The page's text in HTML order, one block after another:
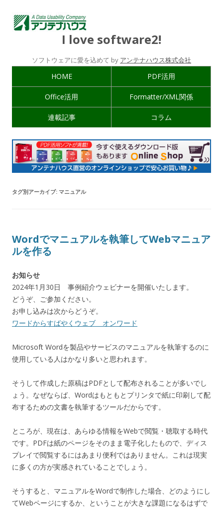
I love software2!
ソフトウェアに愛を込めて by アンテナハウス株式会社
HOME PDF活用
Office活用 Formatter/XML関係
連載記事 コラム
タグ別アーカイブ: マニュアル
Wordでマニュアルを執筆してWebマニュア
ルを作る
お知らせ
2024年1月30日 事例紹介ウェビナーを開催いたします。
どうぞ、ご参加ください。
お申し込みは次からどうぞ。
ワードからすばやくウェブ オンワード
Microsoft Wordを製品やサービスのマニュアルを執筆するのに
使用している人はかなり多いと思われます。
そうして作成した原稿はPDFとして配布されることが多いでし
ょう。なぜならば、Wordはもともとプリンタで紙に印刷して配
布するための文書を執筆するツールだからです。
ところが、現在は、あらゆる情報をWebで閲覧・聴取する時代
です。PDFは紙のページをそのまま電子化したもので、ディス
プレイで閲覧するにはあまり便利ではありません。これは現実
に多くの方が実感されていることでしょう。
そうすると、マニュアルをWordで制作した場合、どのようにし
てWebページにするか、ということが大きな課題になるはずで